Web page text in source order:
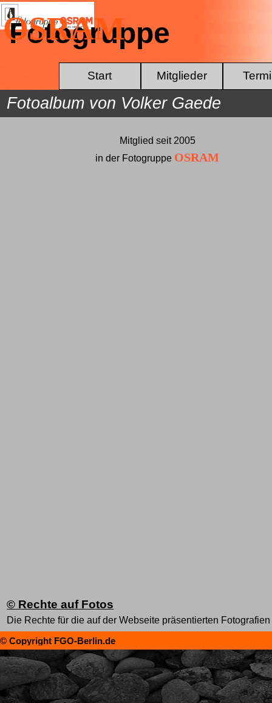
Direkt zum Seiteninhalt
OSRAM
Fotogruppe
Start Mitglieder
Fotoalbum von Volker Gaede
Mitglied seit2005
in der Fotogruppe OSRAM
© Rechte auf Fotos
Die Rechte für die auf der Webseite präsentierten
© Copyright FGO-Berlin.de
Zurück zum Seiteninhalt